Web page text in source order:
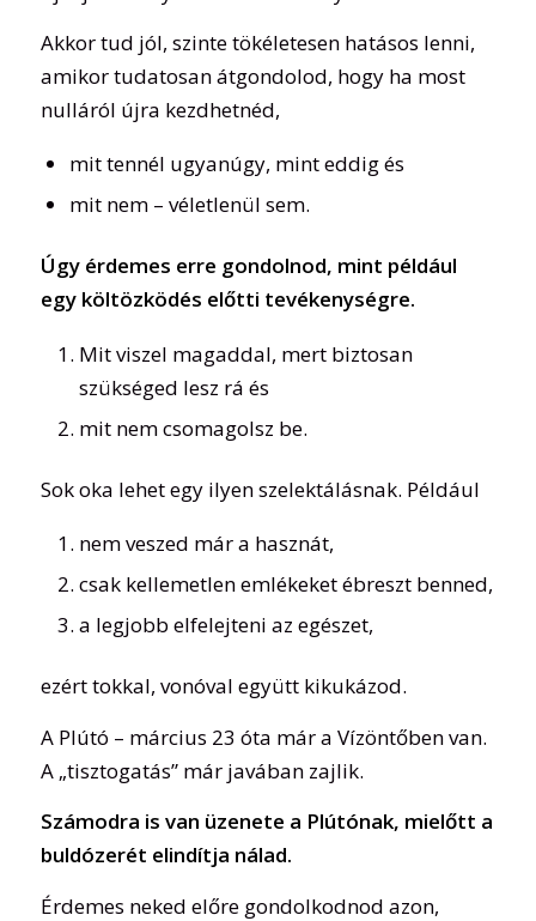
Akkor tud jól, szinte tökéletesen hatásos lenni,
amikor tudatosan átgondolod, hogy ha most
nulláról újra kezdhetnéd,
mit tennél ugyanúgy, mint eddig és
mit nem – véletlenül sem.
Úgy érdemes erre gondolnod, mint például
egy költözködés előtti tevékenységre.
Mit viszel magaddal, mert biztosan
szükséged lesz rá és
mit nem csomagolsz be.
Sok oka lehet egy ilyen szelektálásnak. Például
nem veszed már a hasznát,
csak kellemetlen emlékeket ébreszt benned,
a legjobb elfelejteni az egészet,
ezért tokkal, vonóval együtt kikukázod.
A Plútó – március 23 óta már a Vízöntőben van.
A „tisztogatás” már javában zajlik.
Számodra is van üzenete a Plútónak, mielőtt a
buldózerét elindítja nálad.
Érdemes neked előre gondolkodnod azon,